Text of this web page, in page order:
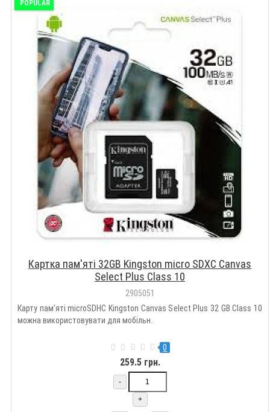
POPULAR
Картка пам'яті 32GB Kingston micro SDXC Canvas
Select Plus Class 10
2905051
Карту пам'яті microSDHC Kingston Canvas Select Plus 32 GB Class 10
можна використовувати для мобільн..
0
259.5 грн.
-
+